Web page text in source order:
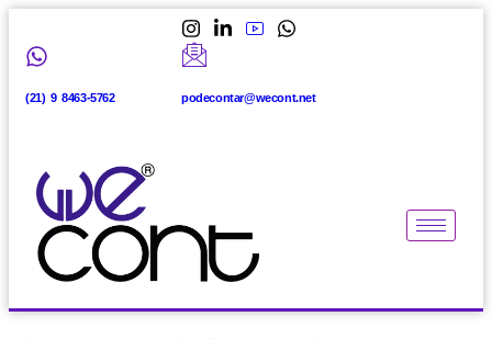
(21) 9 8463-5762 podecontar@wecont.net